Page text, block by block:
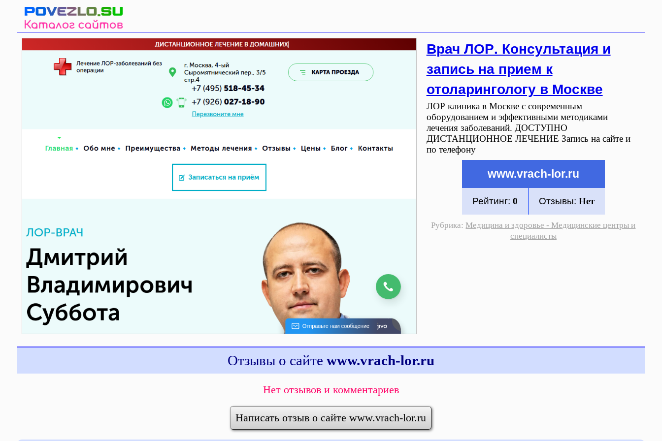
Врач ЛОР. Консультация и
запись на прием к
отоларингологу в Москве
ЛОР клиника в Москве с современным
оборудованием и эффективными методиками
лечения заболеваний. ДОСТУПНО
ДИСТАНЦИОННОЕ ЛЕЧЕНИЕ Запись на сайте и
по телефону
www.vrach-lor.ru
Рейтинг: 0 Отзывы: Нет
Рубрика: Медицина и здоровье - Медицинские центры и
специалисты
Отзывы о сайте www.vrach-lor.ru
Нет отзывов и комментариев
Написать отзыв о сайте www.vrach-lor.ru